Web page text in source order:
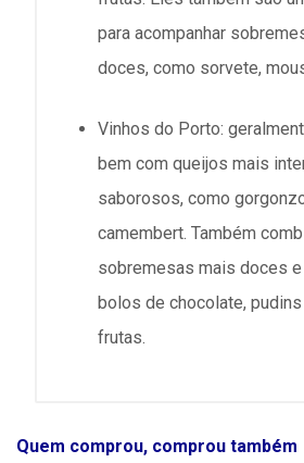
para acompanhar
doces, como sorvete,
Vinhos do Porto:
bem com queijos mais
saborosos, como
camembert. Também
sobremesas mais doces
bolos de chocolate,
frutas.
Quem comprou, comprou também